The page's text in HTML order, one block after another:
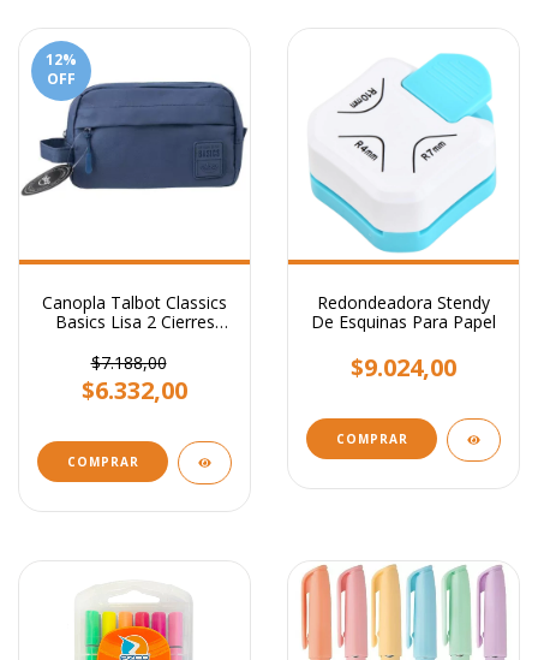
12%
OFF
Canopla Talbot Classics
Basics Lisa 2 Cierres
$7.188,00
$6.332,00
COMPRAR
Redondeadora Stendy
De Esquinas Para Papel
$9.024,00